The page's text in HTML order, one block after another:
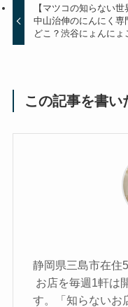
【マツコの知らない世
中山治伸のにんにく専
どこ？渋谷にょんにょ
この記事を書い
静岡県三島市在住
お店を毎週1軒は
す。「知らない